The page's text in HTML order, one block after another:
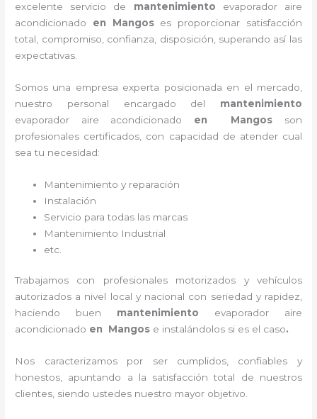
excelente servicio de mantenimiento evaporadoraire
acondicionado en Mangos es proporcionar satisfacción
total, compromiso, confianza, disposición, superando así las
expectativas.
Somos una empresa experta posicionada en el mercado,
nuestro personal encargado del mantenimiento
evaporador aire acondicionado en Mangos
son
profesionales certificados, con capacidad de atender cual
sea tu necesidad:
Mantenimiento y reparación
Instalación
Servicio para todas las marcas
Mantenimiento Industrial
etc.
Trabajamos con profesionales motorizados y vehículos
autorizados a nivel local y nacional con seriedad y rapidez,
haciendo buen mantenimiento evaporadoraire
acondicionado en Mangos e instalándolos si es el caso.
Nos caracterizamos por ser cumplidos, confiables y
honestos, apuntando a la satisfacción total de nuestros
clientes, siendo ustedes nuestro mayor objetivo.